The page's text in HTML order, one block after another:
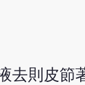
去則皮節